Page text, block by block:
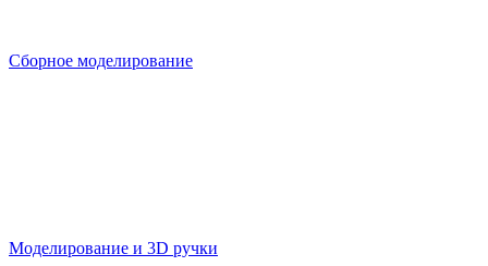
Сборное моделирование
Моделирование и 3D ручки